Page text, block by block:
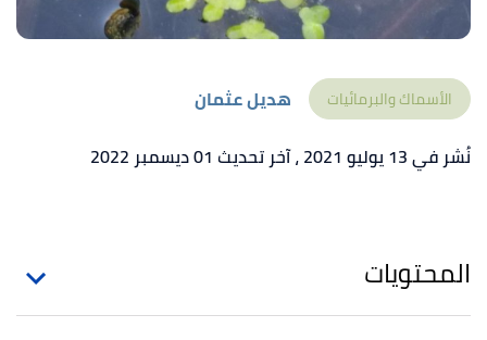
الأسماك والبرمائيات
هديل عثمان
نُشر في 13 يوليو 2021
، آخر تحديث 01 ديسمبر 2022
المحتويات